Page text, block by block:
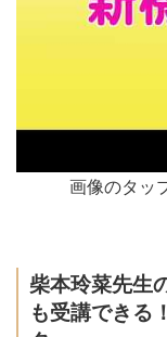
画像のタッ
柴本玲菜先生
も受講できる